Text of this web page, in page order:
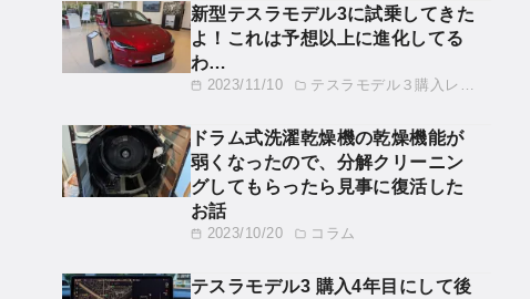
2023/11/10 テスラモデル３購入レビュー
新型テスラモデル3に試乗してきた
よ！これは予想以上に進化してる
わ…
2023/10/20 コラム
ドラム式洗濯乾燥機の乾燥機能が
弱くなったので、分解クリーニン
グしてもらったら見事に復活した
お話
テスラモデル3 購入4年目にして後